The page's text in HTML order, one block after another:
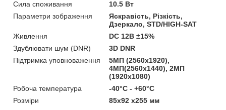
Сила споживання
10.5 Вт
Параметри зображення
Яскравість, Різкість,
Дзеркало, STD/HIGH-SAT
Живлення
DC 12В ±15%
Здублювати шум (DNR)
3D DNR
Підтримка уповноваження
5MП (2560x1920),
4МП(2560х1440), 2МП
(1920x1080)
Робоча температура
-40°C - +60°C
Розміри
85x92 x255 мм